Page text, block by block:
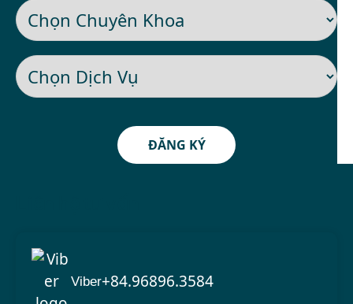
ĐĂNG KÝ
Viber+84.96896.3584